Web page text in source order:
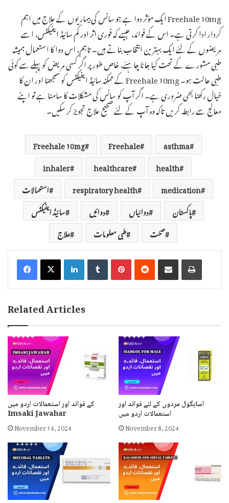
Freehale 10mg ایک مؤثر دوا ہے جو سانس کی بیماریوں کے علاج میں اہم
کردار ادا کرتی ہے۔ اس کے فوائد، جیسے کہ فوری اثر اور کم سائیڈ ایفیکٹس، اسے
مریضوں کے لئے ایک بہترین انتخاب بناتے ہیں۔ تاہم، اس دوا کا استعمال ہمیشہ
طبی مشورے کے تحت کیا جانا چاہئے، خاص طور پر اگر کسی مریض کو پہلے سے کوئی
طبی حالت ہو۔ Freehale 10mg کے ممکنہ سائیڈ ایفیکٹس کو سمجھنا اور ان کا
خیال رکھنا بھی ضروری ہے۔ اگر آپ کو سانس کی مشکلات کا سامنا ہے تو اپنے
معالج سے رابطہ کریں تاکہ وہ آپ کے لئے صحیح علاج تجویز کر سکیں۔
asthma
Freehale
Freehale 10mg
health
healthcare
inhaler
medication
respiratory health
استعمالات
پاکستان
دوائیاں دوائیں
سائیڈ ایفیکٹس
صحت
طبی معلومات علاج
LinkedInTumblrPinterestReddit Share via Email Print
Related Articles
کے فوائد اور استعمالات اردو میں
Imsaki Jawahar
November 14, 2024
اسابگول مردوں کے لئے فوائد اور
استعمالات اردو میں
November 8, 2024